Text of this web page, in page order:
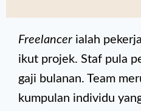
Freelancer ialah
ikut projek. Staf pula
gaji bulanan. Team
kumpulan individu